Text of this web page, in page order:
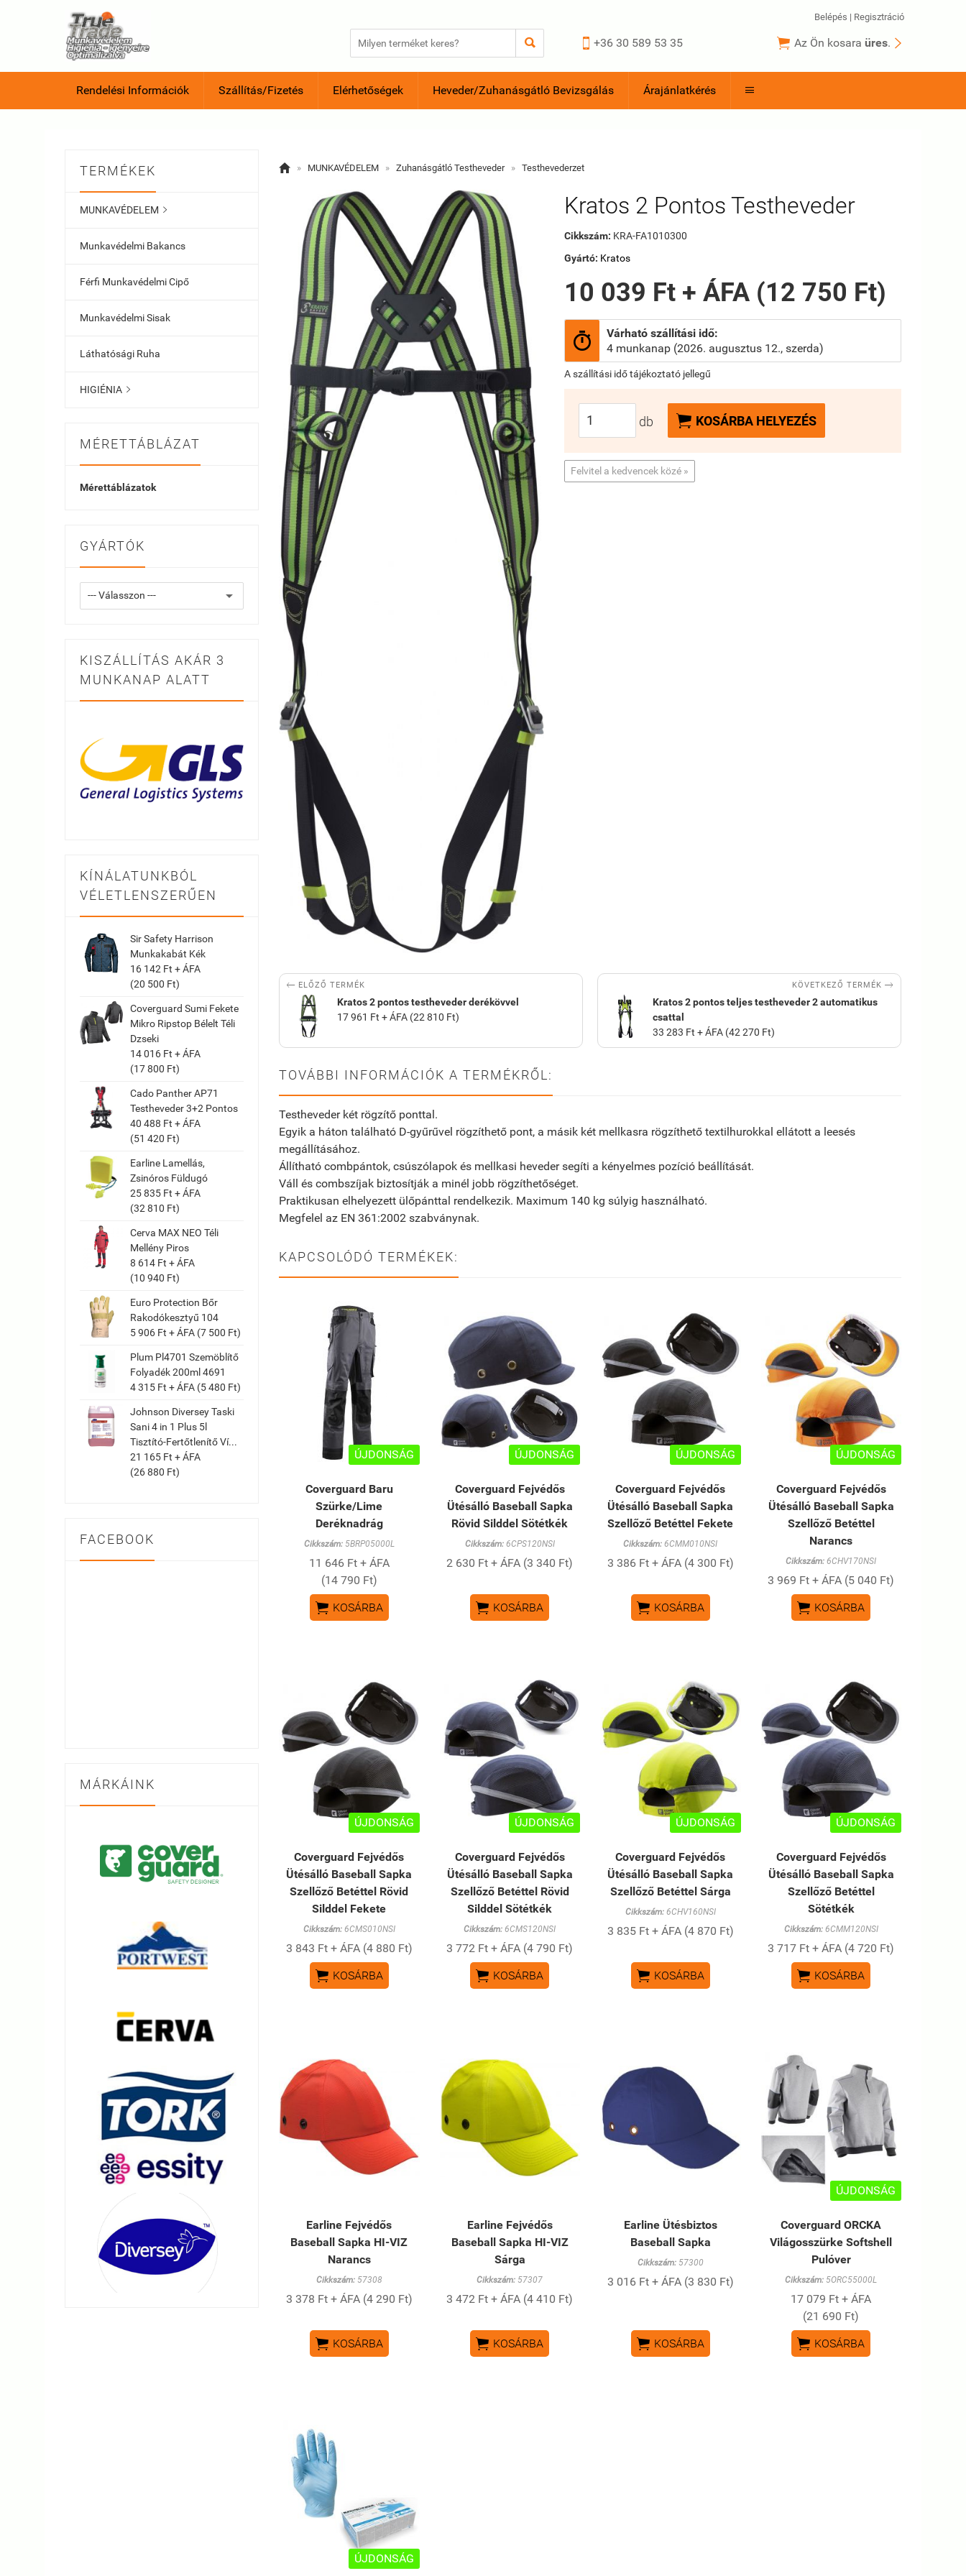
  +36 30 589 53 35  Az Ön kosara üres. 
Belépés | Regisztráció
Rendelési Információk Szállítás/Fizetés Elérhetőségek Heveder/Zuhanásgátló Bevizsgálás Árajánlatkérés 
TERMÉKEK
MUNKAVÉDELEM 
Munkavédelmi Bakancs
Férfi Munkavédelmi Cipő
Munkavédelmi Sisak
Láthatósági Ruha
HIGIÉNIA 
MÉRETTÁBLÁZAT
Mérettáblázatok
GYÁRTÓK
KISZÁLLÍTÁS AKÁR 3
MUNKANAP ALATT
KÍNÁLATUNKBÓL
VÉLETLENSZERŰEN
Sir Safety Harrison
Munkakabát Kék
16 142 Ft + ÁFA
(20 500 Ft)
Coverguard Sumi Fekete
Mikro Ripstop Bélelt Téli
Dzseki
14 016 Ft + ÁFA
(17 800 Ft)
Cado Panther AP71
Testheveder 3+2 Pontos
40 488 Ft + ÁFA
(51 420 Ft)
Earline Lamellás,
Zsinóros Füldugó
25 835 Ft + ÁFA
(32 810 Ft)
Cerva MAX NEO Téli
Mellény Piros
8 614 Ft + ÁFA
(10 940 Ft)
Euro Protection Bőr
Rakodókesztyű 104
5 906 Ft + ÁFA (7 500 Ft)
Plum Pl4701 Szemöblítő
Folyadék 200ml 4691
4 315 Ft + ÁFA (5 480 Ft)
Johnson Diversey Taski
Sani 4 in 1 Plus 5l
Tisztító-Fertőtlenítő Ví...
21 165 Ft + ÁFA
(26 880 Ft)
FACEBOOK
MÁRKÁINK
 » MUNKAVÉDELEM » Zuhanásgátló Testheveder » Testhevederzet
Kratos 2 Pontos Testheveder
Cikkszám: KRA-FA1010300
Gyártó: Kratos
10 039 Ft + ÁFA (12 750 Ft)

Várható szállítási idő:
4 munkanap (2026. augusztus 12., szerda)
A szállítási idő tájékoztató jellegű
db  KOSÁRBA HELYEZÉS
Felvitel a kedvencek közé »
 ELŐZŐ TERMÉK
Kratos 2 pontos testheveder derékövvel
17 961 Ft + ÁFA (22 810 Ft)
KÖVETKEZŐ TERMÉK 
Kratos 2 pontos teljes testheveder 2 automatikus
csattal
33 283 Ft + ÁFA (42 270 Ft)
TOVÁBBI INFORMÁCIÓK A TERMÉKRŐL:
Testheveder két rögzítő ponttal.
Egyik a háton található D-gyűrűvel rögzíthető pont, a másik két mellkasra rögzíthető textilhurokkal ellátott a leesés
megállításához.
Állítható combpántok, csúszólapok és mellkasi heveder segíti a kényelmes pozíció beállítását.
Váll és combszíjak biztosítják a minél jobb rögzíthetőséget.
Praktikusan elhelyezett ülőpánttal rendelkezik. Maximum 140 kg súlyig használható.
Megfelel az EN 361:2002 szabványnak.
KAPCSOLÓDÓ TERMÉKEK:
ÚJDONSÁG
Coverguard Baru
Szürke/Lime
Deréknadrág
Cikkszám:5BRP05000L
11 646 Ft + ÁFA
(14 790 Ft)
 KOSÁRBA
ÚJDONSÁG
Coverguard Fejvédős
Ütésálló Baseball Sapka
Rövid Silddel Sötétkék
Cikkszám:6CPS120NSI
2 630 Ft + ÁFA (3 340 Ft)
 KOSÁRBA
ÚJDONSÁG
Coverguard Fejvédős
Ütésálló Baseball Sapka
Szellőző Betéttel Fekete
Cikkszám: 6CMM010NSI
3 386 Ft + ÁFA (4 300 Ft)
 KOSÁRBA
ÚJDONSÁG
Coverguard Fejvédős
Ütésálló Baseball Sapka
Szellőző Betéttel
Narancs
Cikkszám: 6CHV170NSI
3 969 Ft + ÁFA (5 040 Ft)
 KOSÁRBA
ÚJDONSÁG
Coverguard Fejvédős
Ütésálló Baseball Sapka
Szellőző Betéttel Rövid
Silddel Fekete
Cikkszám:6CMS010NSI
3 843 Ft + ÁFA (4 880 Ft)
 KOSÁRBA
ÚJDONSÁG
Coverguard Fejvédős
Ütésálló Baseball Sapka
Szellőző Betéttel Rövid
Silddel Sötétkék
Cikkszám: 6CMS120NSI
3 772 Ft + ÁFA (4 790 Ft)
 KOSÁRBA
ÚJDONSÁG
Coverguard Fejvédős
Ütésálló Baseball Sapka
Szellőző Betéttel Sárga
Cikkszám:6CHV160NSI
3 835 Ft + ÁFA (4 870 Ft)
 KOSÁRBA
ÚJDONSÁG
Coverguard Fejvédős
Ütésálló Baseball Sapka
Szellőző Betéttel
Sötétkék
Cikkszám:6CMM120NSI
3 717 Ft + ÁFA (4 720 Ft)
 KOSÁRBA
Earline Fejvédős
Baseball Sapka HI-VIZ
Narancs
Cikkszám:57308
3 378 Ft + ÁFA (4 290 Ft)
 KOSÁRBA
Earline Fejvédős
Baseball Sapka HI-VIZ
Sárga
Cikkszám: 57307
3 472 Ft + ÁFA (4 410 Ft)
 KOSÁRBA
Earline Ütésbiztos
Baseball Sapka
Cikkszám:57300
3 016 Ft + ÁFA (3 830 Ft)
 KOSÁRBA
ÚJDONSÁG
Coverguard ORCKA
Világosszürke Softshell
Pulóver
Cikkszám: 5ORC55000L
17 079 Ft + ÁFA
(21 690 Ft)
 KOSÁRBA
ÚJDONSÁG